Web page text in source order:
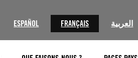
ESPAÑOL FRANÇAIS العربية